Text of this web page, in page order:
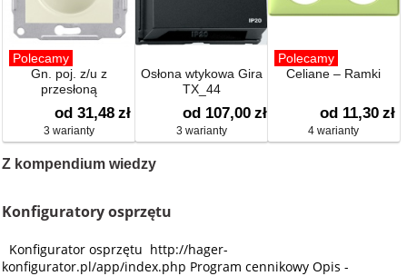
Polecamy
Gn. poj. z/u z
przesłoną
od 31,48 zł
3 warianty
Osłona wtykowa Gira
TX_44
od 107,00 zł
3 warianty
Polecamy
Celiane – Ramki
od 11,30 zł
4 warianty
Z kompendium wiedzy
Konfiguratory osprzętu
Konfigurator osprzętu http://hager-
konfigurator.pl/app/index.php Program cennikowy Opis -